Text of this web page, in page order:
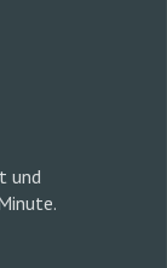
und